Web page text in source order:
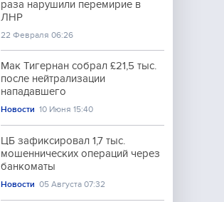
раза нарушили перемирие в
ЛНР
22 Февраля 06:26
Мак Тигернан собрал £21,5 тыс.
после нейтрализации
нападавшего
Новости 10 Июня 15:40
ЦБ зафиксировал 1,7 тыс.
мошеннических операций через
банкоматы
Новости 05 Августа 07:32